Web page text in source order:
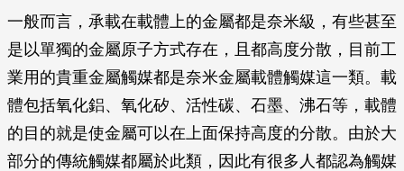
一般而言，承載在載體上的金屬都是奈米級，有些甚至
是以單獨的金屬原子方式存在，且都高度分散，目前工
業用的貴重金屬觸媒都是奈米金屬載體觸媒這一類。載
體包括氧化鋁、氧化矽、活性碳、石墨、沸石等，載體
的目的就是使金屬可以在上面保持高度的分散。由於大
部分的傳統觸媒都屬於此類，因此有很多人都認為觸媒